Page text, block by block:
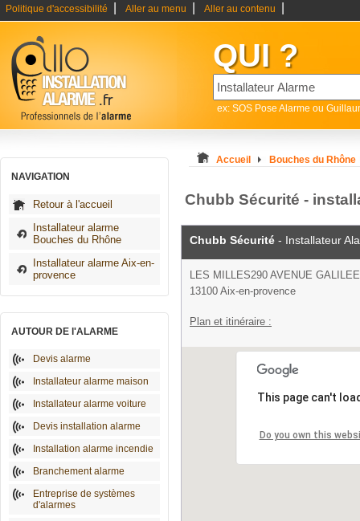
Politique d'accessibilité Aller au menu Aller au contenu
QUI ?
ex: SOS Pose Alarme ou
NAVIGATION
Retour à l'accueil
Installateur alarme
Bouches du Rhône
Installateur alarme Aix-en-
provence
AUTOUR DE l'ALARME
Devis alarme
Installateur alarme maison
Installateur alarme voiture
Devis installation alarme
Installation alarme incendie
Branchement alarme
Entreprise de systèmes
d'alarmes
Accueil Bouches du Rhône
Chubb Sécurité -
Chubb Sécurité - Installateur
LES MILLES290 AVENUE GALILEE
13100 Aix-en-provence
Plan et itinéraire :
This page can't
Do you own this